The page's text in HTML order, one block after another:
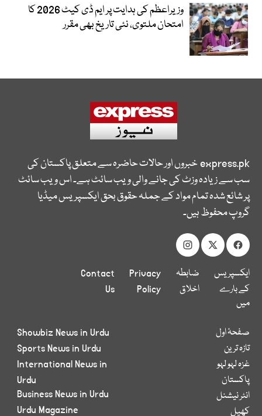
وزیراعظم کی ہدایت پر ایم ڈی کیٹ 2026 کا
امتحان ملتوی، نئی تاریخ بھی مقرر
express.pkخبروں اور حالات حاضرہ سے متعلق پاکستان کی
سب سے زیادہ وزٹ کی جانے والی ویب سائٹ ہے۔ اس ویب سائٹ
پر شائع شدہ تمام مواد کے جملہ حقوق بحق ایکسپریس میڈیا
گروپ محفوظ ہیں۔
ایکسپریس
کے بارے
میں
ضابطہ
اخلاق
Privacy
Policy
Contact
Us
صفحۂ اول
تازہ ترین
غزہ لہو لہو
پاکستان
انٹر نیشنل
کھیل
Showbiz News in Urdu
Sports News in Urdu
International News in
Urdu
Business News in Urdu
Urdu Magazine